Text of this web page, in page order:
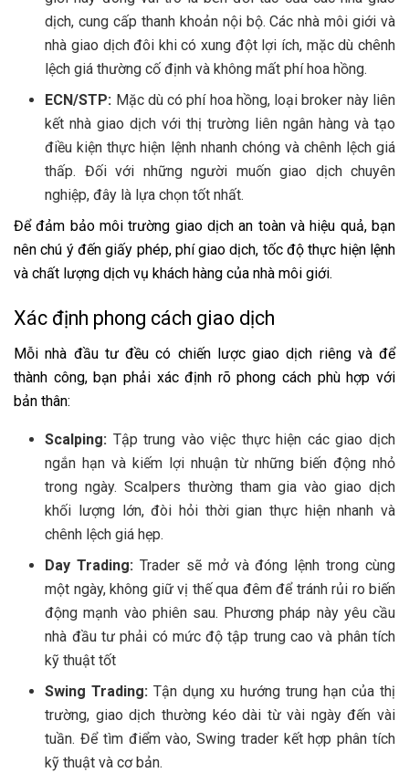
dịch, cung cấp thanh khoản nội bộ. Các nhà môi giới và
nhà giao dịch đôi khi có xung đột lợi ích, mặc dù chênh
lệch giá thường cố định và không mất phí hoa hồng.
ECN/STP: Mặc dù có phí hoa hồng, loại broker này liên
kết nhà giao dịch với thị trường liên ngân hàng và tạo
điều kiện thực hiện lệnh nhanh chóng và chênh lệch giá
thấp. Đối với những người muốn giao dịch chuyên
nghiệp, đây là lựa chọn tốt nhất.
Để đảm bảo môi trường giao dịch an toàn và hiệu quả, bạn
nên chú ý đến giấy phép, phí giao dịch, tốc độ thực hiện lệnh
và chất lượng dịch vụ khách hàng của nhà môi giới.
Xác định phong cách giao dịch
Mỗi nhà đầu tư đều có chiến lược giao dịch riêng và để
thành công, bạn phải xác định rõ phong cách phù hợp với
bản thân:
Scalping: Tập trung vào việc thực hiện các giao dịch
ngắn hạn và kiếm lợi nhuận từ những biến động nhỏ
trong ngày. Scalpers thường tham gia vào giao dịch
khối lượng lớn, đòi hỏi thời gian thực hiện nhanh và
chênh lệch giá hẹp.
Day Trading: Trader sẽ mở và đóng lệnh trong cùng
một ngày, không giữ vị thế qua đêm để tránh rủi ro biến
động mạnh vào phiên sau. Phương pháp này yêu cầu
nhà đầu tư phải có mức độ tập trung cao và phân tích
kỹ thuật tốt
Swing Trading: Tận dụng xu hướng trung hạn của thị
trường, giao dịch thường kéo dài từ vài ngày đến vài
tuần. Để tìm điểm vào, Swing trader kết hợp phân tích
kỹ thuật và cơ bản.